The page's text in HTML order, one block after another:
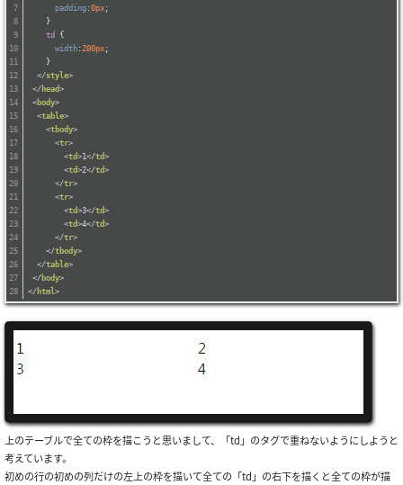
padding :0px ;
    }
td {
width :200px ;
    }
</style>
</ head>
< body>
<table>
<tbody>
<tr>
<td>1</td>
<td>2</td>
</tr>
<tr>
<td>3</td>
<td>4</td>
</tr>
</tbody>
</table>
</ body>
</ html>
上のテーブルで全ての枠を描こうと思いまして、「td」のタグで重ねないようにしようと
考えています。
初めの行の初めの列だけの左上の枠を描いて全ての「td」の右下を描くと全ての枠が描